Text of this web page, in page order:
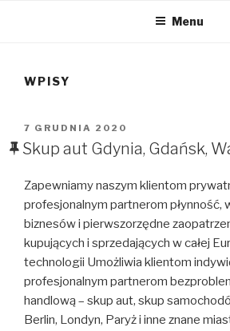
Menu
WPISY
OPUBLIKOWANE
W
7 GRUDNIA 2020
Skup aut Gdynia, Gdańsk,
Zapewniamy naszym klientom
profesjonalnym partnerom płynność,
biznesów i pierwszorzędne
kupujących i sprzedających w całej
technologii Umożliwia klientom
profesjonalnym partnerom
handlową – skup aut, skup
Berlin, Londyn, Paryż i inne znane